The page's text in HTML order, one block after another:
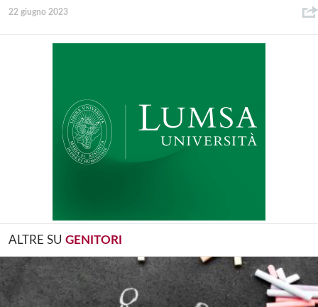
22 giugno 2023
ALTRE SU GENITORI